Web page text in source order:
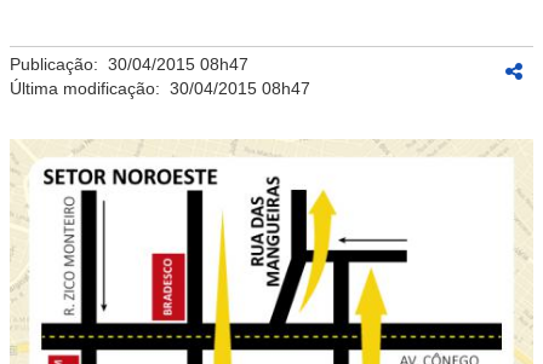
Publicação: 30/04/2015 08h47
Última modificação: 30/04/2015 08h47